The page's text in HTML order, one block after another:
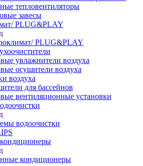
тепловентиляторы
завесы
PLUG&PLAY
PLUG&PLAY
увлажнители воздуха
осушители воздуха
воздуха
для бассейнов
вентиляционные установки
водоочистки
кондиционеры